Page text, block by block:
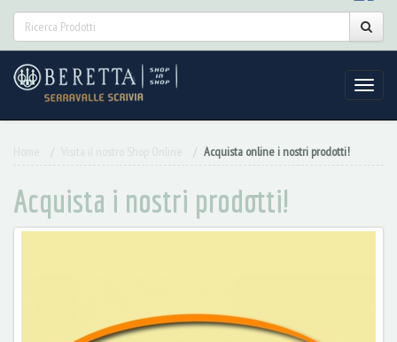
Acquista online i nostri prodotti!
Acquista i nostri prodotti!